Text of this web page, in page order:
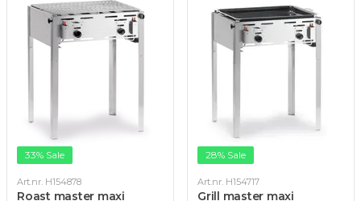
33% Sale
Art.nr. H154878
Roast master maxi
28% Sale
Art.nr. H154717
Grill master maxi